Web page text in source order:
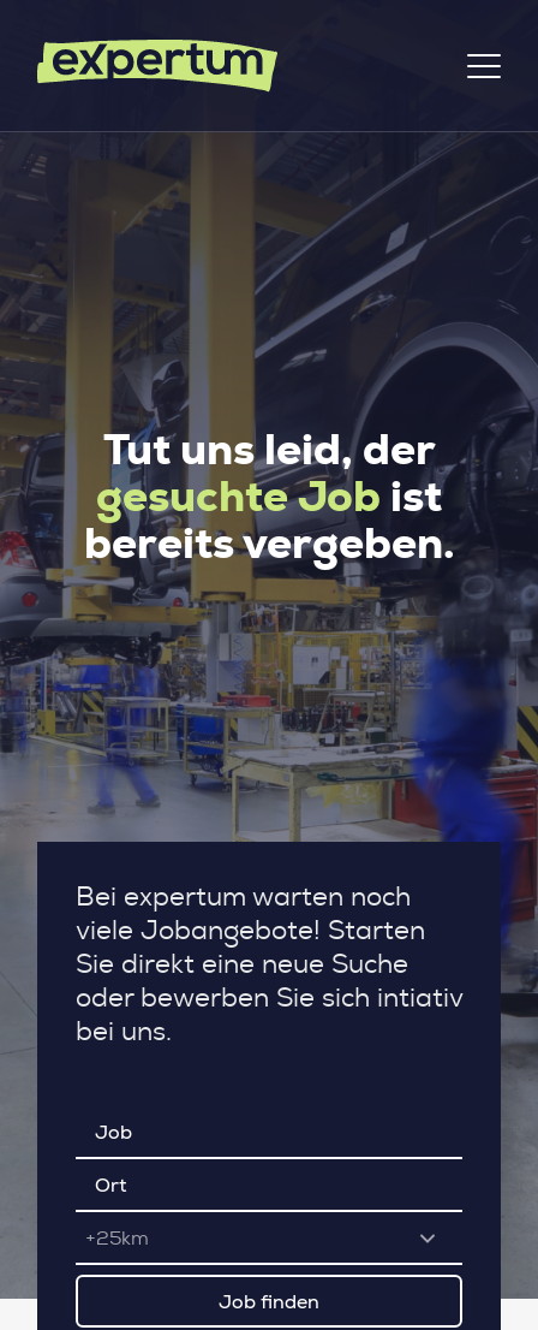
Tut uns leid, der
gesuchte Job ist
bereits vergeben.
Bei expertum warten noch
viele Jobangebote! Starten
Sie direkt eine neue Suche
oder bewerben Sie sich intiativ
bei uns.
+25km